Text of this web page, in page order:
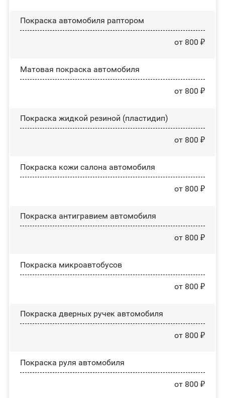
Покраска автомобиля раптором
от 800 ₽
Матовая покраска автомобиля
от 800 ₽
Покраска жидкой резиной (пластидип)
от 800 ₽
Покраска кожи салона автомобиля
от 800 ₽
Покраска антигравием автомобиля
от 800 ₽
Покраска микроавтобусов
от 800 ₽
Покраска дверных ручек автомобиля
от 800 ₽
Покраска руля автомобиля
от 800 ₽